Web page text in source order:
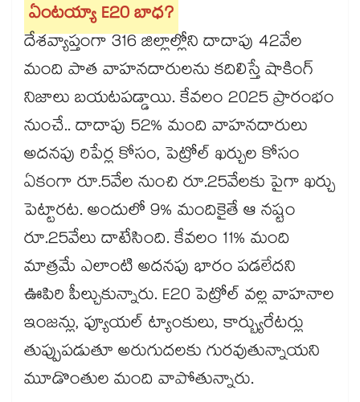
ఏంటయ్యా E20 బాధ?
దేశవ్యాప్తంగా 316 జిల్లాల్లోని దాదాపు 42వేల
మంది పాత వాహనదారులను కదిలిస్తే షాకింగ్
నిజాలు బయటపడ్డాయి. కేవలం 2025 ప్రారంభం
నుంచే.. దాదాపు 52% మంది వాహనదారులు
అదనపు రిపేర్ల కోసం, పెట్రోల్ ఖర్చుల కోసం
ఏకంగా రూ.5వేల నుంచి రూ.25వేలకు పైగా ఖర్చు
పెట్టారట. అందులో 9% మందికైతే ఆ నష్టం
రూ.25వేలు దాటేసింది. కేవలం 11% మంది
మాత్రమే ఎలాంటి అదనపు భారం పడలేదని
ఊపిరి పీల్చుకున్నారు. E20 పెట్రోల్ వల్ల వాహనాల
ఇంజన్లు, ఫ్యూయల్ ట్యాంకులు, కార్బ్యురేటర్లు
తుప్పుపడుతూ అరుగుదలకు గురవుతున్నాయని
మూడొంతుల మంది వాపోతున్నారు.